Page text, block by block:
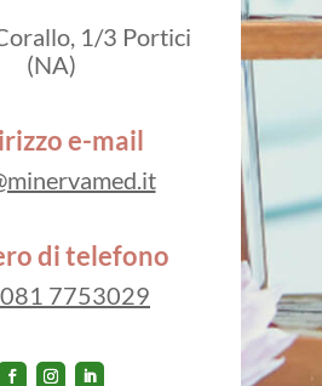
1/3 Portici
(NA)
e-mail
di telefono
7753029